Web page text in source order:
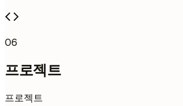
06
프로젝트
프로젝트